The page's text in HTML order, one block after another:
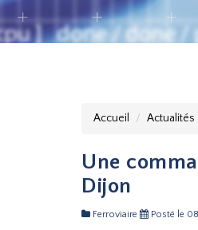
Accueil Actualités
Une
Dijon
Ferroviaire Posté le